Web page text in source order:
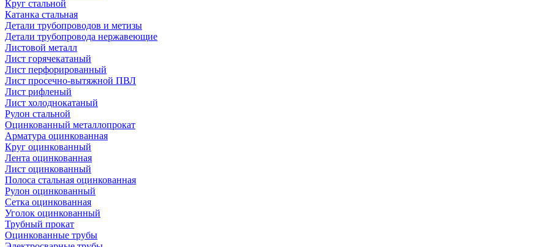
Круг стальной
Катанка стальная
Детали трубопроводов и метизы
Детали трубопровода нержавеющие
Листовой металл
Лист горячекатаный
Лист перфорированный
Лист просечно-вытяжной ПВЛ
Лист рифленый
Лист холоднокатаный
Рулон стальной
Оцинкованный металлопрокат
Арматура оцинкованная
Круг оцинкованный
Лента оцинкованная
Лист оцинкованный
Полоса стальная оцинкованная
Рулон оцинкованный
Сетка оцинкованная
Уголок оцинкованный
Трубный прокат
Оцинкованные трубы